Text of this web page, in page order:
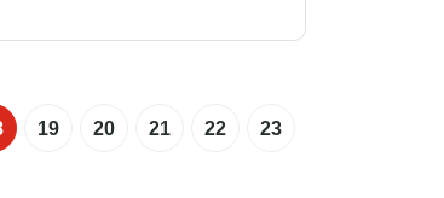
19 20 21 22 23